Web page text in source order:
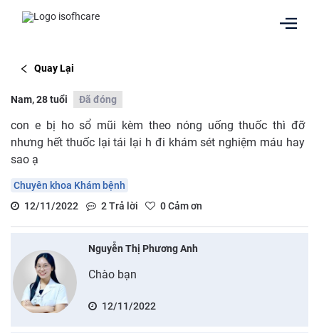
Quay Lại
Nam, 28 tuổi Đã đóng
con e bị ho sổ mũi kèm theo nóng uống thuốc thì đỡ
nhưng hết thuốc lại tái lại h đi khám sét nghiệm máu hay
sao ạ
Chuyên khoa Khám bệnh
12/11/2022
2Trả lời 0Cảm ơn
Nguyễn Thị Phương Anh
Chào bạn
12/11/2022